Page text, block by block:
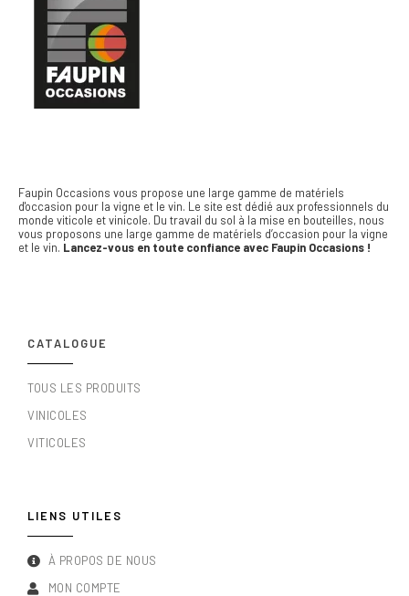
Faupin Occasions vous propose une large gamme de matériels
d'occasion pour la vigne et le vin. Le site est dédié aux professionnels du
monde viticole et vinicole. Du travail du sol à la mise en bouteilles, nous
vous proposons une large gamme de matériels d’occasion pour la vigne
et le vin. Lancez-vous en toute confiance avec Faupin Occasions !
CATALOGUE
TOUS LES PRODUITS
VINICOLES
VITICOLES
LIENS UTILES
À PROPOS DE NOUS
MON COMPTE